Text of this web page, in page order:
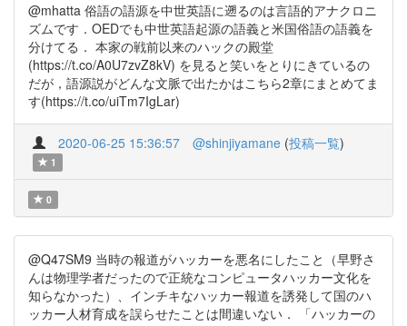
@mhatta 俗語の語源を中世英語に遡るのは言語的アナクロニ
ズムです．OEDでも中世英語起源の語義と米国俗語の語義を
分けてる． 本家の戦前以来のハックの殿堂
(https://t.co/A0U7zvZ8kV) を見ると笑いをとりにきているの
だが，語源説がどんな文脈で出たかはこちら2章にまとめてま
す(https://t.co/uiTm7IgLar)
2020-06-25 15:36:57 @shinjiyamane (投稿一覧)
1
0
@Q47SM9 当時の報道がハッカーを悪名にしたこと（早野さ
んは物理学者だったので正統なコンピュータハッカー文化を
知らなかった）、インチキなハッカー報道を誘発して国のハ
ッカー人材育成を誤らせたことは間違いない． 「ハッカーの